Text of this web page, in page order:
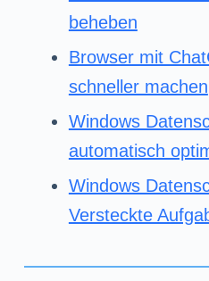
beheben
Browser mit
schneller machen
Windows
automatisch
Windows
Versteckte